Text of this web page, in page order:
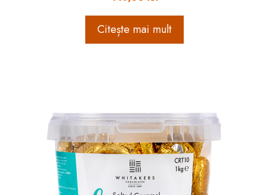
Citește mai mult